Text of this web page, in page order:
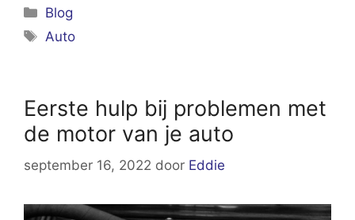
Categorieën
Blog
Tags
Auto
Eerste hulp bij problemen met
de motor van je auto
september 16, 2022 door Eddie